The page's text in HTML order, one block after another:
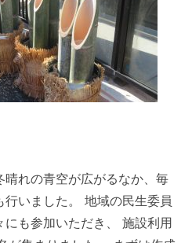
れの青空が広がるなか、毎
いました。 地域の民生委員
にも参加いただき、 施設利用